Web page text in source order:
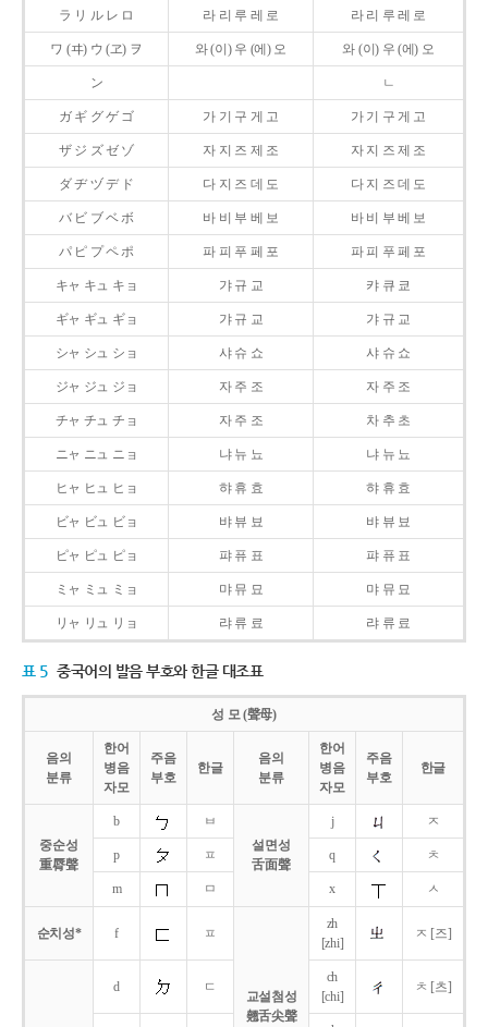
ラ リ ル レ ロ 라 리 루 레 로 라 리 루 레 로
ワ (ヰ) ウ (ヱ) ヲ 와 (이) 우 (에) 오 와 (이) 우 (에) 오
ン ㄴ
ガ ギ グ ゲ ゴ 가 기 구 게 고 가 기 구 게 고
ザ ジ ズ ゼ ゾ 자 지 즈 제 조 자 지 즈 제 조
ダ ヂ ヅ デ ド 다 지 즈 데 도 다 지 즈 데 도
バ ビ ブ ベ ボ 바 비 부 베 보 바 비 부 베 보
パ ピ プ ペ ポ 파 피 푸 페 포 파 피 푸 페 포
キャ キュ キョ 갸 규 교 캬 큐 쿄
ギャ ギュ ギョ 갸 규 교 갸 규 교
シャ シュ ショ 샤 슈 쇼 샤 슈 쇼
ジャ ジュ ジョ 자 주 조 자 주 조
チャ チュ チョ 자 주 조 차 추 초
ニャ ニュ ニョ 냐 뉴 뇨 냐 뉴 뇨
ヒャ ヒュ ヒョ 햐 휴 효 햐 휴 효
ビャ ビュ ビョ 뱌 뷰 뵤 뱌 뷰 뵤
ピャ ピュ ピョ 퍄 퓨 표 퍄 퓨 표
ミャ ミュ ミョ 먀 뮤 묘 먀 뮤 묘
リャ リュ リョ 랴 류 료 랴 류 료
표 5 중국어의 발음 부호와 한글 대조표
성 모 (聲母)
음의
분류
한어
병음
자모
주음
부호
한글
음의
분류
한어
병음
자모
주음
부호
한글
중순성
重脣聲
b
ㅂ
설면성
舌面聲
j ㅈ
p ㅍ q ㅊ
m ㅁ x ㅅ
순치성* f ㅍ
교설첨성
翹舌尖聲
zh
[zhi]
ㅈ [즈]
d ㄷ
ch
[chi]
ㅊ [츠]